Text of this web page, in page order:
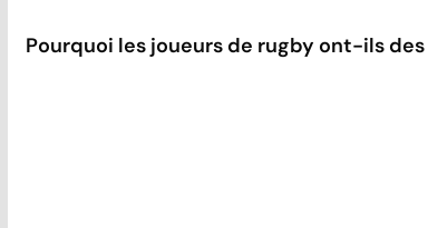
Pourquoi les joueurs de rugby ont-ils